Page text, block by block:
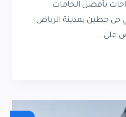
بأفضل الخامات
حي حطين بمدينة الرياض.
على…